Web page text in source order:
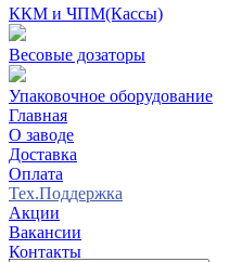
ККМ и ЧПМ(Кассы)
Весовые дозаторы
Упаковочное оборудование
Главная
О заводе
Доставка
Оплата
Тех.Поддержка
Акции
Вакансии
Контакты